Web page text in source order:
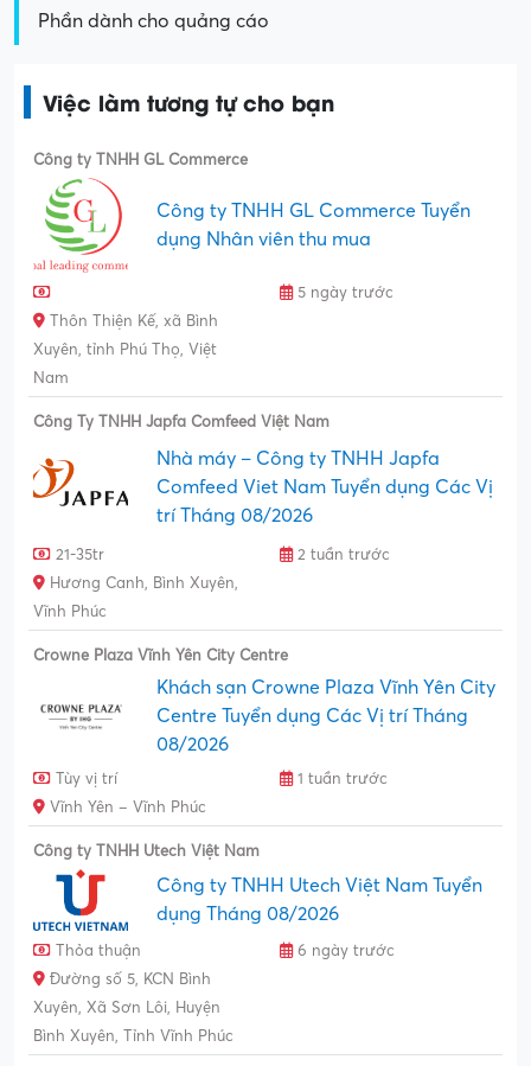
Phần dành cho quảng cáo
Việc làm tương tự cho bạn
Công ty TNHH GL Commerce
Công ty TNHH GL Commerce Tuyển
dụng Nhân viên thu mua
5 ngày trước
Thôn Thiện Kế, xã Bình
Xuyên, tỉnh Phú Thọ, Việt
Nam
Công Ty TNHH Japfa Comfeed Việt Nam
Nhà máy – Công ty TNHH Japfa
Comfeed Viet Nam Tuyển dụng Các Vị
trí Tháng 08/2026
21-35tr
2 tuần trước
Hương Canh, Bình Xuyên,
Vĩnh Phúc
Crowne Plaza Vĩnh Yên City Centre
Khách sạn Crowne Plaza Vĩnh Yên City
Centre Tuyển dụng Các Vị trí Tháng
08/2026
Tùy vị trí
1 tuần trước
Vĩnh Yên – Vĩnh Phúc
Công ty TNHH Utech Việt Nam
Công ty TNHH Utech Việt Nam Tuyển
dụng Tháng 08/2026
Thỏa thuận
6 ngày trước
Đường số 5, KCN Bình
Xuyên, Xã Sơn Lôi, Huyện
Bình Xuyên, Tỉnh Vĩnh Phúc